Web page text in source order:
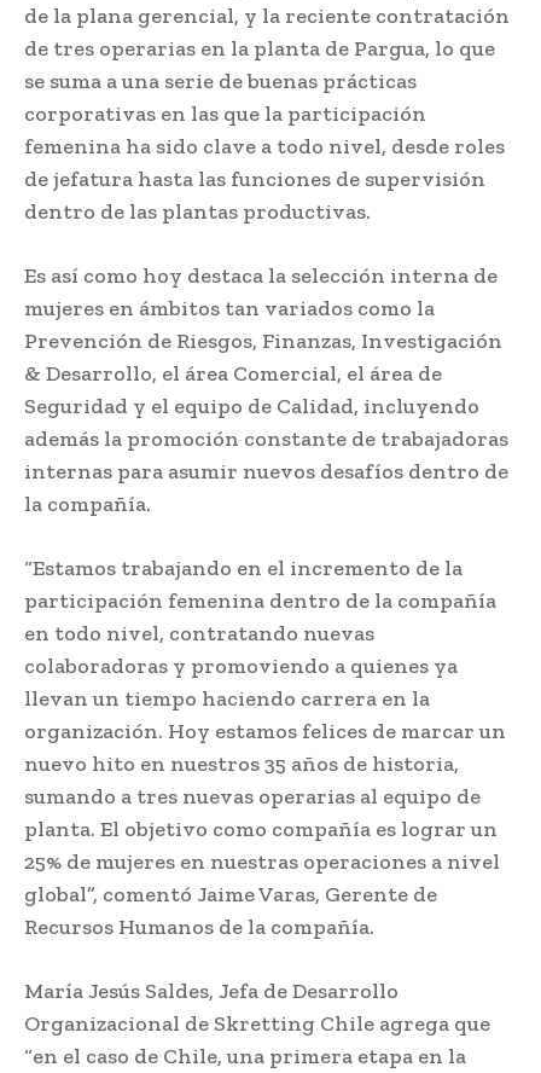
de la plana gerencial, y la reciente contratación
de tres operarias en la planta de Pargua, lo que
se suma a una serie de buenas prácticas
corporativas en las que la participación
femenina ha sido clave a todo nivel, desde roles
de jefatura hasta las funciones de supervisión
dentro de las plantas productivas.
Es así como hoy destaca la selección interna de
mujeres en ámbitos tan variados como la
Prevención de Riesgos, Finanzas, Investigación
& Desarrollo, el área Comercial, el área de
Seguridad y el equipo de Calidad, incluyendo
además la promoción constante de trabajadoras
internas para asumir nuevos desafíos dentro de
la compañía.
“Estamos trabajando en el incremento de la
participación femenina dentro de la compañía
en todo nivel, contratando nuevas
colaboradoras y promoviendo a quienes ya
llevan un tiempo haciendo carrera en la
organización. Hoy estamos felices de marcar un
nuevo hito en nuestros 35 años de historia,
sumando a tres nuevas operarias al equipo de
planta. El objetivo como compañía es lograr un
25% de mujeres en nuestras operaciones a nivel
global”, comentó Jaime Varas, Gerente de
Recursos Humanos de la compañía.
María Jesús Saldes, Jefa de Desarrollo
Organizacional de Skretting Chile agrega que
“en el caso de Chile, una primera etapa en la